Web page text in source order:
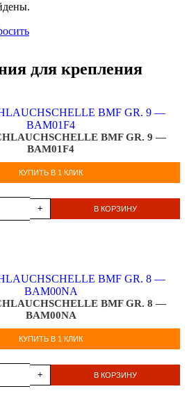
для крепления
BMF GR. 9 —
BAM01F4
КУПИТЬ В 1 КЛИК
+ В КОРЗИНУ
BMF GR. 8 —
BAM00NA
КУПИТЬ В 1 КЛИК
+ В КОРЗИНУ